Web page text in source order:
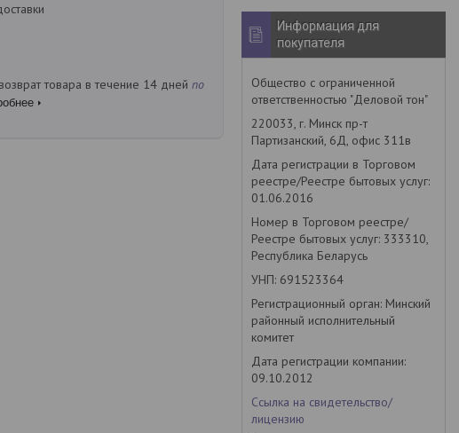
возврат товара в течение 14 дней по
Информация для
покупателя
Общество с ограниченной
ответственностью "Деловой тон"
220033, г. Минск пр-т
Партизанский, 6Д, офис 311в
Дата регистрации в Торговом
реестре/Реестре бытовых услуг:
01.06.2016
Номер в Торговом реестре/
Реестре бытовых услуг: 333310,
Республика Беларусь
УНП: 691523364
Регистрационный орган: Минский
районный исполнительный
комитет
Дата регистрации компании:
09.10.2012
Ссылка на свидетельство/
лицензию